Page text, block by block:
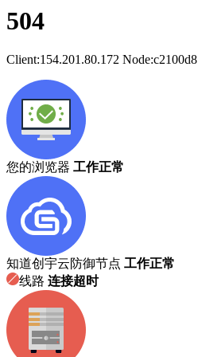
504
Client:154.201.80.172 Node:c2100d8
您的浏览器 工作正常
知道创宇云防御节点 工作正常
线路 连接超时